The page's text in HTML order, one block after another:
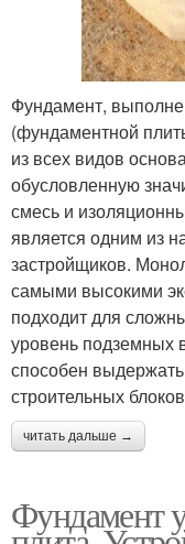
Фундамент,
(фундаментной
из всех видов
обусловленную
смесь и
является одним из
застройщиков.
самыми высокими
подходит для
уровень подземных
способен
строительных
читать дальше →
Фундамент